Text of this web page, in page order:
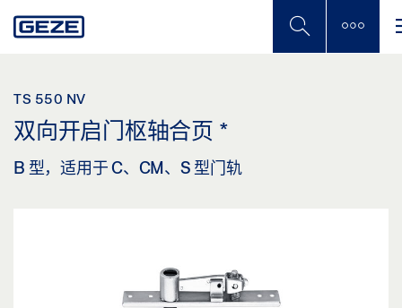
to
TS 550 NV
双向开启门枢轴合页 *
B 型，适用于 C、CM、S 型门轨